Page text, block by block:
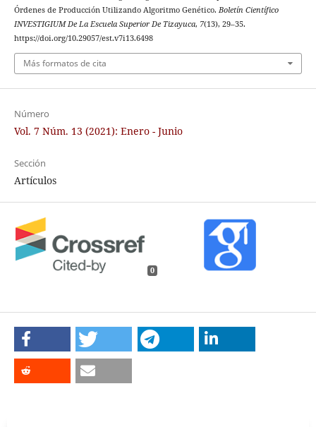
Órdenes de Producción Utilizando Algoritmo Genético. Boletín Científico
INVESTIGIUM De La Escuela Superior De Tizayuca, 7(13), 29–35.
https://doi.org/10.29057/est.v7i13.6498
Más formatos de cita
Número
Vol. 7 Núm. 13 (2021): Enero - Junio
Sección
Artículos
0